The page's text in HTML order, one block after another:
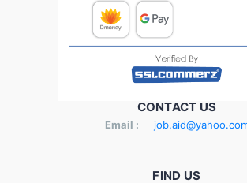
CONTACT US
Email :
FIND US